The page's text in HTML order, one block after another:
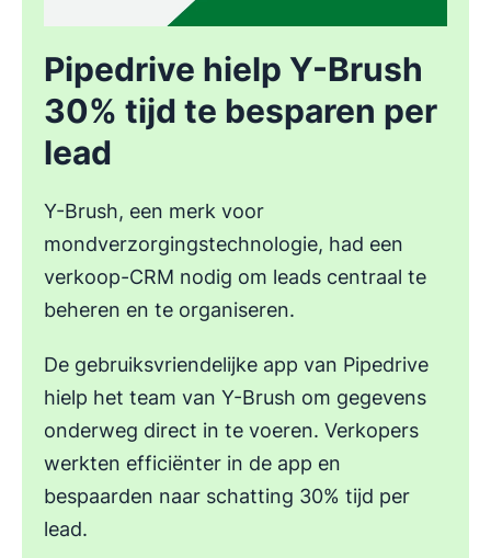
Pipedrive hielp Y-Brush
30% tijd te besparen per
lead
Y-Brush, een merk voor
mondverzorgingstechnologie, had een
verkoop-CRM nodig om leads centraal te
beheren en te organiseren.
De gebruiksvriendelijke app van Pipedrive
hielp het team van Y-Brush om gegevens
onderweg direct in te voeren. Verkopers
werkten efficiënter in de app en
bespaarden naar schatting 30% tijd per
lead.